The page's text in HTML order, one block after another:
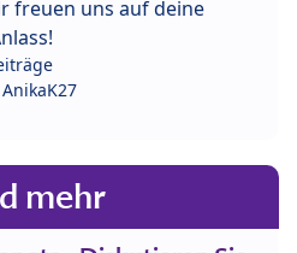
freuen uns auf deine
AnikaK27
mehr